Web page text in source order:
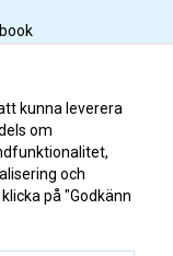
kunna leverera
om
och
på "Godkänn